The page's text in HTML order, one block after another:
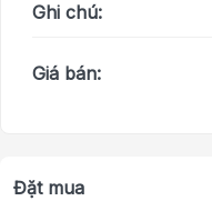
Ghi chú:
Giá bán:
Đặt mua